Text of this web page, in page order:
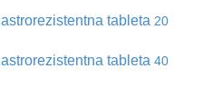
tableta 20
tableta 40